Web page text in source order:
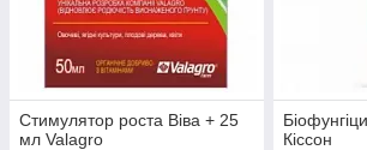
Стимулятор роста Віва + 25
мл Valagro
Кіссон